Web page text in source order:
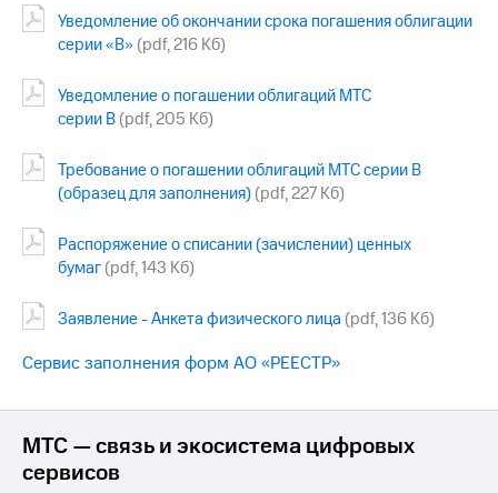
Собрания
акционеров
кабинет
акционера
Акционерный
Контроль
и
Рынок
акций
Программа
Порядок
акций
Рынок
облигаций
Уведомление об окончании срока погашения облигации
серии «В» (pdf, 216 Кб)
Уведомление о погашении облигаций МТС
серии В(pdf, 205 Кб)
Требование о погашении облигаций МТС серии В
(образец для заполнения)(pdf, 227 Кб)
Распоряжение о списании (зачислении) ценных
бумаг(pdf, 143 Кб)
Заявление - Анкета физического лица (pdf, 136 Кб)
Сервис заполнения форм АО «РЕЕСТР»
МТС — связь и экосистема цифровых
сервисов